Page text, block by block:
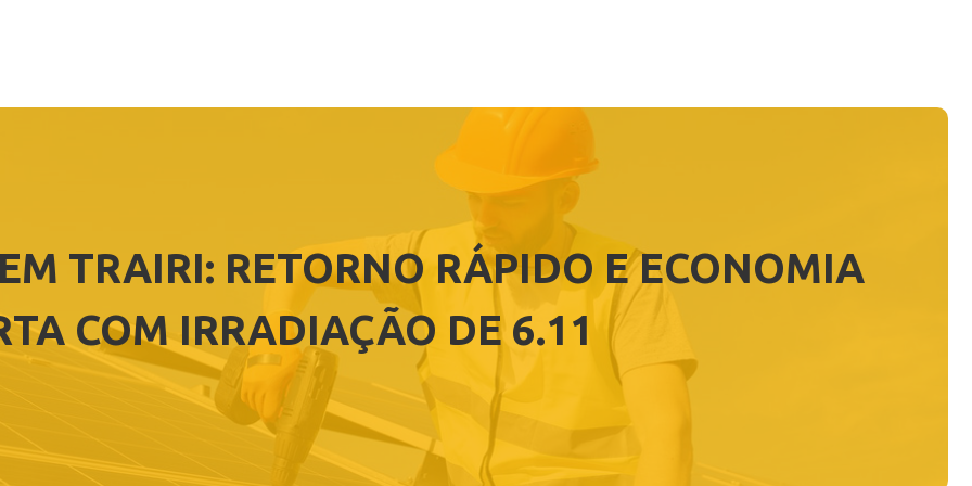
TRAIRI: RETORNO RÁPIDO E ECONOMIA
COM IRRADIAÇÃO DE 6.11